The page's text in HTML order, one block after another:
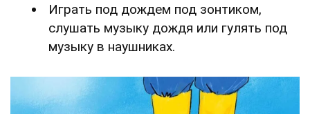
Играть под дождем под зонтиком,
слушать музыку дождя или гулять под
музыку в наушниках.